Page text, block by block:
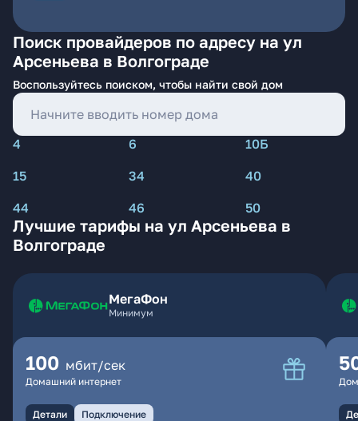
Поиск провайдеров по адресу на ул
Арсеньева в Волгограде
Воспользуйтесь поиском, чтобы найти свой дом
4 6
10Б
15
34
40
44
46 50
Лучшие тарифы на ул Арсеньева в
Волгограде
МегаФон
Минимум
100 мбит/сек
Домашний интернет
Детали Подключение